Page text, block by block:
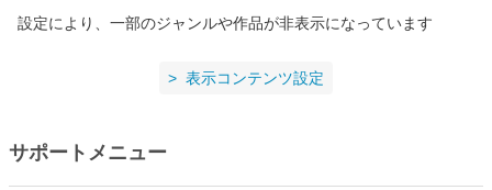
設定により、一部のジャンルや作品が非表示になっています
表示コンテンツ設定
サポートメニュー